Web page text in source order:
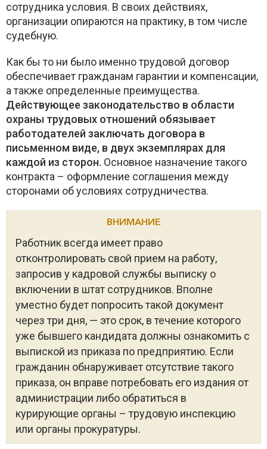
сотрудника условия. В своих действиях,
организации опираются на практику, в том числе
судебную.
Как бы то ни было именно трудовой договор
обеспечивает гражданам гарантии и компенсации,
а также определенные преимущества.
Действующее законодательство в области
охраны трудовых отношений обязывает
работодателей заключать договора в
письменном виде, в двух экземплярах для
каждой из сторон. Основное назначение такого
контракта – оформление соглашения между
сторонами об условиях сотрудничества.
ВНИМАНИЕ
Работник всегда имеет право
отконтролировать свой прием на работу,
запросив у кадровой службы выписку о
включении в штат сотрудников. Вполне
уместно будет попросить такой документ
через три дня, — это срок, в течение которого
уже бывшего кандидата должны ознакомить с
выпиской из приказа по предприятию. Если
гражданин обнаруживает отсутствие такого
приказа, он вправе потребовать его издания от
администрации либо обратиться в
курирующие органы – трудовую инспекцию
или органы прокуратуры.